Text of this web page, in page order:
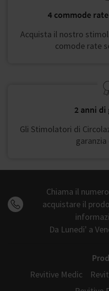
4 commode
Acquista il nostro
comode rate
2 anni di
Gli Stimolatori di
garanzia
Chiama il
acquistare il
Da Lunedi' a
Revitive Medic